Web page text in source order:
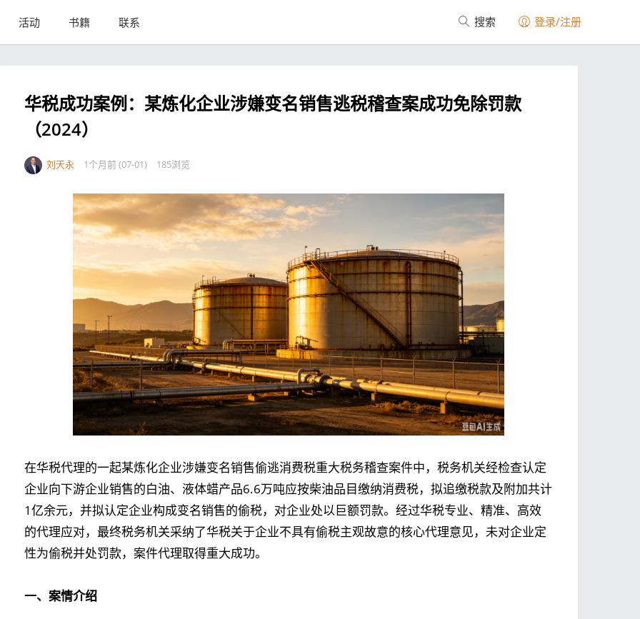
活动 书籍 联系 搜索 登录/注册
华税成功案例：某炼化企业涉嫌变名销售逃税稽查案成功免除罚款
（2024）
刘天永 1个月前 (07-01) 185浏览
在华税代理的一起某炼化企业涉嫌变名销售偷逃消费税重大税务稽查案件中，税务机关经检查认定
企业向下游企业销售的白油、液体蜡产品6.6万吨应按柴油品目缴纳消费税，拟追缴税款及附加共计
1亿余元，并拟认定企业构成变名销售的偷税，对企业处以巨额罚款。经过华税专业、精准、高效
的代理应对，最终税务机关采纳了华税关于企业不具有偷税主观故意的核心代理意见，未对企业定
性为偷税并处罚款，案件代理取得重大成功。
一、案情介绍